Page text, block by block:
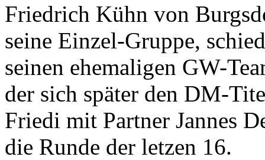
Friedrich Kühn von
seine Einzel-Gruppe,
seinen ehemaligen GW-
der sich später den DM-
Friedi mit Partner Jannes
die Runde der letzen 16.